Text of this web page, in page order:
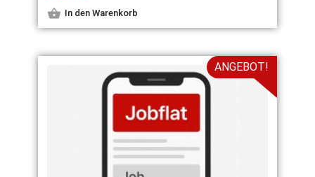
In den Warenkorb
ANGEBOT!